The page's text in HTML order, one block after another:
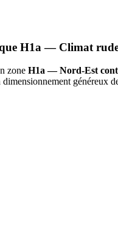
H1a — Climat
zone H1a — Nord-Est
généreux